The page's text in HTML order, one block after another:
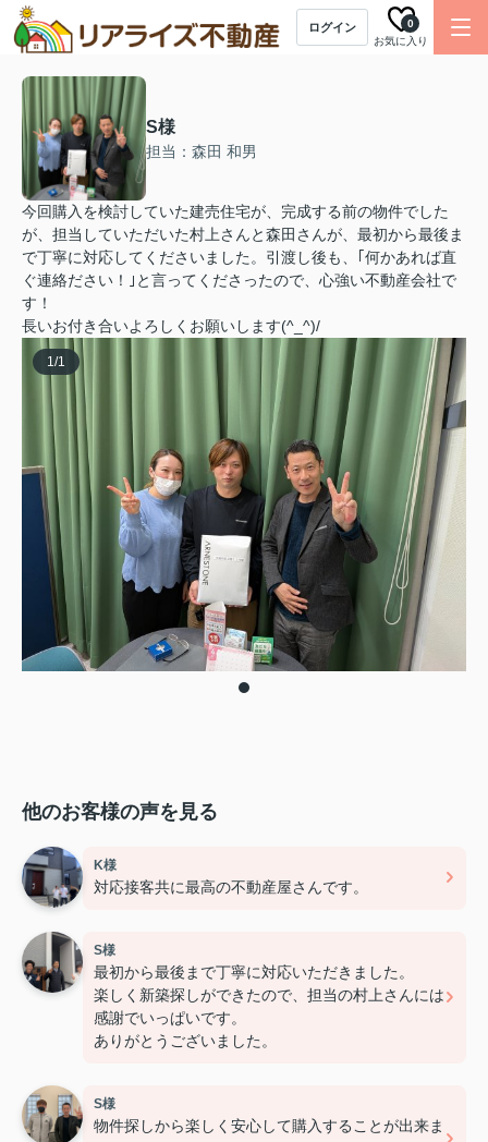
ログイン
お気に入り
0
S様
担当：森田 和男
今回購入を検討していた建売住宅が、完成する前の物件でした
が、担当していただいた村上さんと森田さんが、最初から最後ま
で丁寧に対応してくださいました。引渡し後も、｢何かあれば直
ぐ連絡ださい！｣と言ってくださったので、心強い不動産会社で
す！
長いお付き合いよろしくお願いします(^_^)/
1/1
他のお客様の声を見る
K様
対応接客共に最高の不動産屋さんです。
S様
最初から最後まで丁寧に対応いただきました。
楽しく新築探しができたので、担当の村上さんには
感謝でいっぱいです。
ありがとうございました。
S様
物件探しから楽しく安心して購入することが出来ま